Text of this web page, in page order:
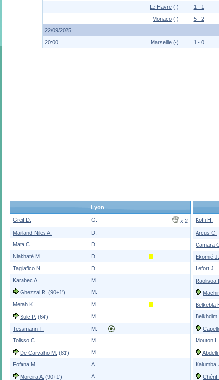
Le Havre (-) 1 - 1
Monaco (-) 5 - 2
22/09/2025
20:00
Marseille (-) 1 - 0
Lyon
Greif D. G.
x 2
Maitland-Niles A.
D.
Mata C.
D.
Niakhaté M.
D.
Tagliafico N.
D.
Karabec A.
M.
Ghezzal R. (90+1') M.
Merah K. M.
Sulc P. (64') M.
Tessmann T.
M.
Tolisso C.
M.
De Carvalho M. (81') M.
Fofana M. A.
Moreira A. (90+1') A.
Koffi H.
Arcus C.
Camara
Ekomié J.
Lefort J.
Raolisoa
Belkebla
Belkhdim
Mouton L.
Abdelli
Kalumba
Chérif